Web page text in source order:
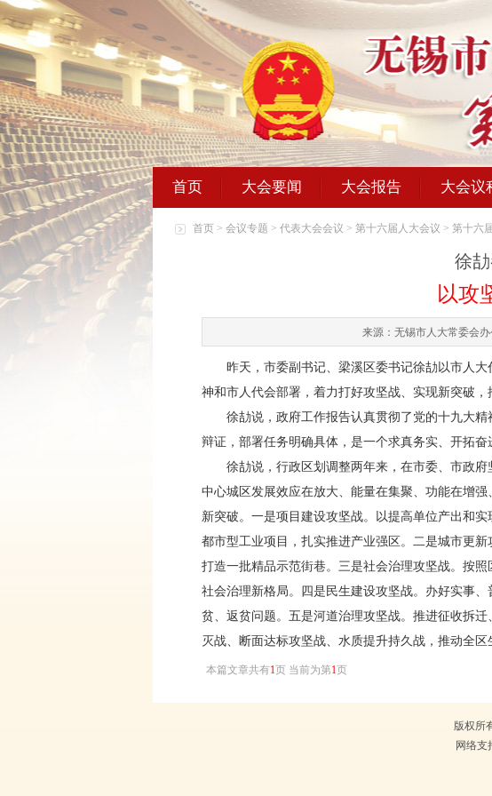
首页 大会要闻 大会报告 大会议
首页 > 会议专题 > 代表大会会议 > 第十六届人大会议 > 第十六
徐
以攻
来源：无锡市人大常委会
昨天，市委副书记、梁溪区委书记徐劼以市人大
神和市人代会部署，着力打好攻坚战、实现新突破
徐劼说，政府工作报告认真贯彻了党的十九大精
辩证，部署任务明确具体，是一个求真务实、开拓
徐劼说，行政区划调整两年来，在市委、市政府
中心城区发展效应在放大、能量在集聚、功能在增
新突破。一是项目建设攻坚战。以提高单位产出和
都市型工业项目，扎实推进产业强区。二是城市更
打造一批精品示范街巷。三是社会治理攻坚战。按
社会治理新格局。四是民生建设攻坚战。办好实事
贫、返贫问题。五是河道治理攻坚战。推进征收拆
灭战、断面达标攻坚战、水质提升持久战，推动全区
本篇文章共有1页 当前为第1页
版权所
网络支